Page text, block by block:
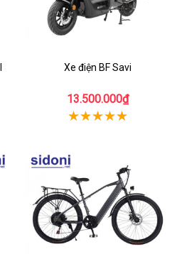
Xe điện BF Savi
13.500.000₫